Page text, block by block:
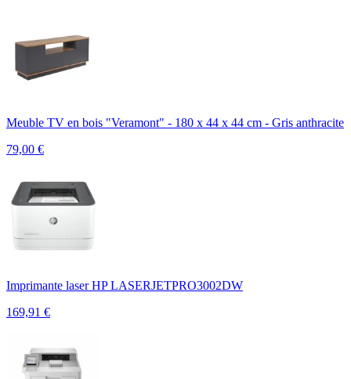
Meuble TV en bois "Veramont" - 180 x 44 x 44 cm - Gris anthracite
79,00 €
Imprimante laser HP LASERJETPRO3002DW
169,91 €